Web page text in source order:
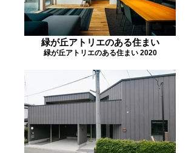
緑が丘アトリエのある住まい
緑が丘アトリエのある住まい 2020